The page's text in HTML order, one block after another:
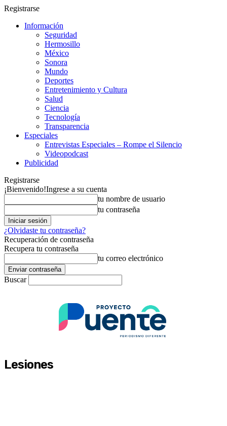
Registrarse
Información
Seguridad
Hermosillo
México
Sonora
Mundo
Deportes
Entretenimiento y Cultura
Salud
Ciencia
Tecnología
Transparencia
Especiales
Entrevistas Especiales – Rompe el Silencio
Videopodcast
Publicidad
Registrarse
¡Bienvenido!Ingrese a su cuenta
tu nombre de usuario
tu contraseña
¿Olvidaste tu contraseña?
Recuperación de contraseña
Recupera tu contraseña
tu correo electrónico
Buscar
Lesiones